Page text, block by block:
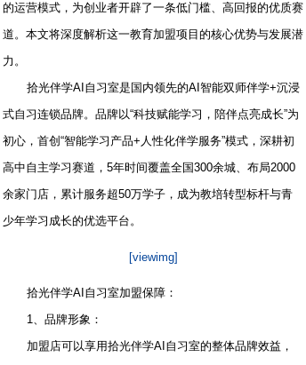
的运营模式，为创业者开辟了一条低门槛、高回报的优质赛
道。本文将深度解析这一教育加盟项目的核心优势与发展潜
力。
拾光伴学AI自习室是国内领先的AI智能双师伴学+沉浸
式自习连锁品牌。品牌以“科技赋能学习，陪伴点亮成长”为
初心，首创“智能学习产品+人性化伴学服务”模式，深耕初
高中自主学习赛道，5年时间覆盖全国300余城、布局2000
余家门店，累计服务超50万学子，成为教培转型标杆与青
少年学习成长的优选平台。
[viewimg]
拾光伴学AI自习室加盟保障：
1、品牌形象：
加盟店可以享用拾光伴学AI自习室的整体品牌效益，